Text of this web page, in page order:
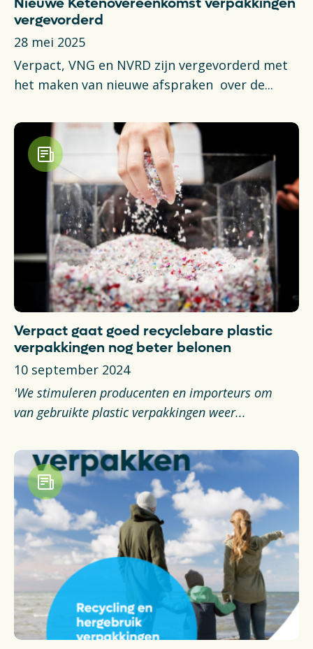
vergevorderd
28 mei 2025
Verpact, VNG en NVRD zijn vergevorderd met
het maken van nieuwe afspraken over de...
Verpact gaat goed recyclebare plastic
verpakkingen nog beter belonen
10 september 2024
'We stimuleren producenten en importeurs om
van gebruikte plastic verpakkingen weer...